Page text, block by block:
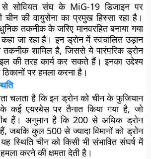
सोवियत संघ के MiG-19 डिजाइन पर
की वायुसेना का प्रमुख हिस्सा रहा है।
तकनीक के जरिए मानवरहित बनाया गया
जा रहा है। इन ड्रोन में स्वचालित उड़ान
शामिल है, जिससे ये पारंपरिक ड्रोन
की तरह कार्य कर सकते हैं। इनका उद्देश्य
पर हमला करना है।
चलता है कि इन ड्रोन को चीन के फुजियान
के कई एयरबेस पर तैनात किया गया है, जो
हैं। अनुमान है कि 200 से अधिक ड्रोन
जबकि कुल 500 से ज्यादा विमानों को ड्रोन
स्थिति चीन को किसी भी संभावित संघर्ष में
करने की क्षमता देती है।